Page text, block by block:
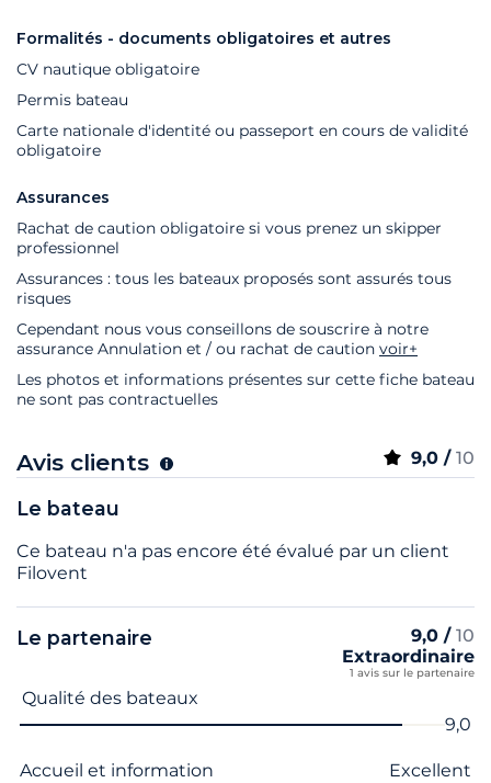
Formalités - documents obligatoires et autres
CV nautique obligatoire
Permis bateau
Carte nationale d'identité ou passeport en cours de validité
obligatoire
Assurances
Rachat de caution obligatoire si vous prenez un skipper
professionnel
Assurances : tous les bateaux proposés sont assurés tous
risques
Cependant nous vous conseillons de souscrire à notre
assurance Annulation et / ou rachat de caution voir+
Les photos et informations présentes sur cette fiche bateau
ne sont pas contractuelles
Avis clients 9,0 / 10
Le bateau
Ce bateau n'a pas encore été évalué par un client
Filovent
Le partenaire 9,0 / 10
Extraordinaire
1 avis sur le partenaire
Nom du critère Note
Qualité des bateaux
9,0
Accueil et information Excellent